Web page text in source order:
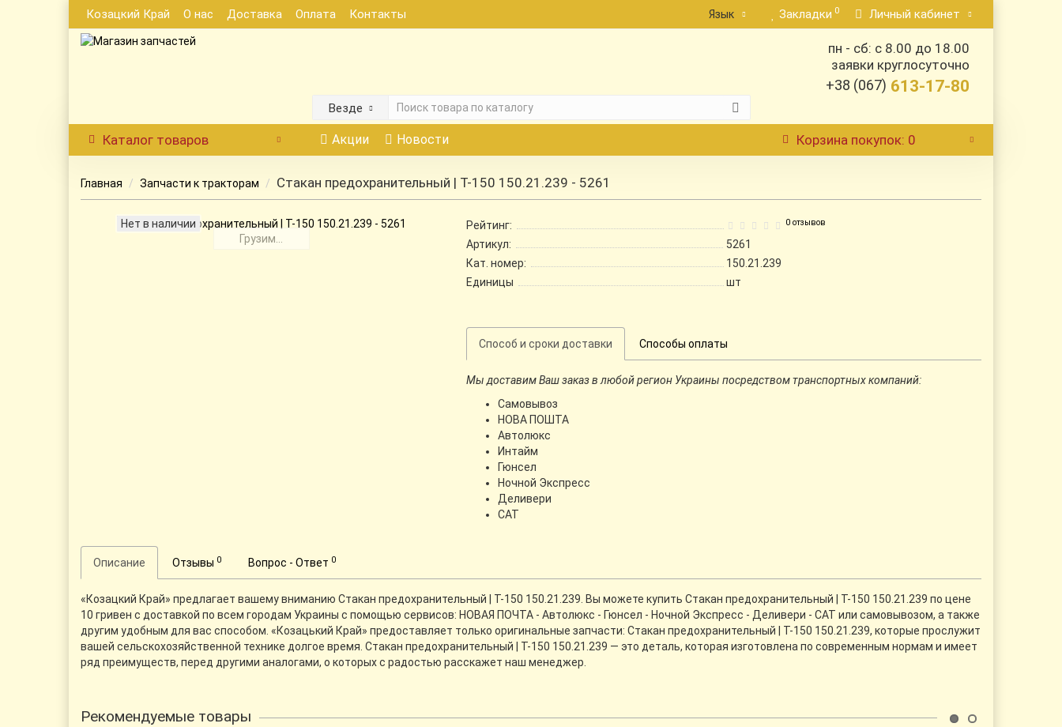
Козацкий Край О нас Доставка Оплата Контакты Язык Закладки 0 Личный кабинет
Везде
пн - сб: с 8.00 до 18.00
заявки круглосуточно
+38 (067) 613-17-80
Каталог товаров Акции Новости Корзинапокупок: 0
Главная Запчасти к тракторам Стакан предохранительный | Т-150 150.21.239 - 5261
Нет в наличии
Грузим...
Рейтинг: 0 отзывов
Артикул:
5261
Кат. номер:
150.21.239
Единицы
шт
Способ и сроки доставки Способы оплаты
Мы доставим Ваш заказ в любой регион Украины посредством транспортных компаний:
Самовывоз
НОВА ПОШТА
Автолюкс
Интайм
Гюнсел
Ночной Экспресс
Деливери
CАТ
Описание Отзывы 0 Вопрос - Ответ 0
«Козацкий Край» предлагает вашему вниманию Стакан предохранительный | Т-150 150.21.239. Вы можете купить Стакан предохранительный | Т-150 150.21.239 по цене
10 гривен с доставкой по всем городам Украины с помощью сервисов: НОВАЯ ПОЧТА - Автолюкс - Гюнсел - Ночной Экспресс - Деливери - CАТ или самовывозом, а также
другим удобным для вас способом. «Козацький Край» предоставляет только оригинальные запчасти: Стакан предохранительный | Т-150 150.21.239, которые прослужит
вашей сельскохозяйственной технике долгое время. Стакан предохранительный | Т-150 150.21.239 — это деталь, которая изготовлена по современным нормам и имеет
ряд преимуществ, перед другими аналогами, о которых с радостью расскажет наш менеджер.
Рекомендуемые товары